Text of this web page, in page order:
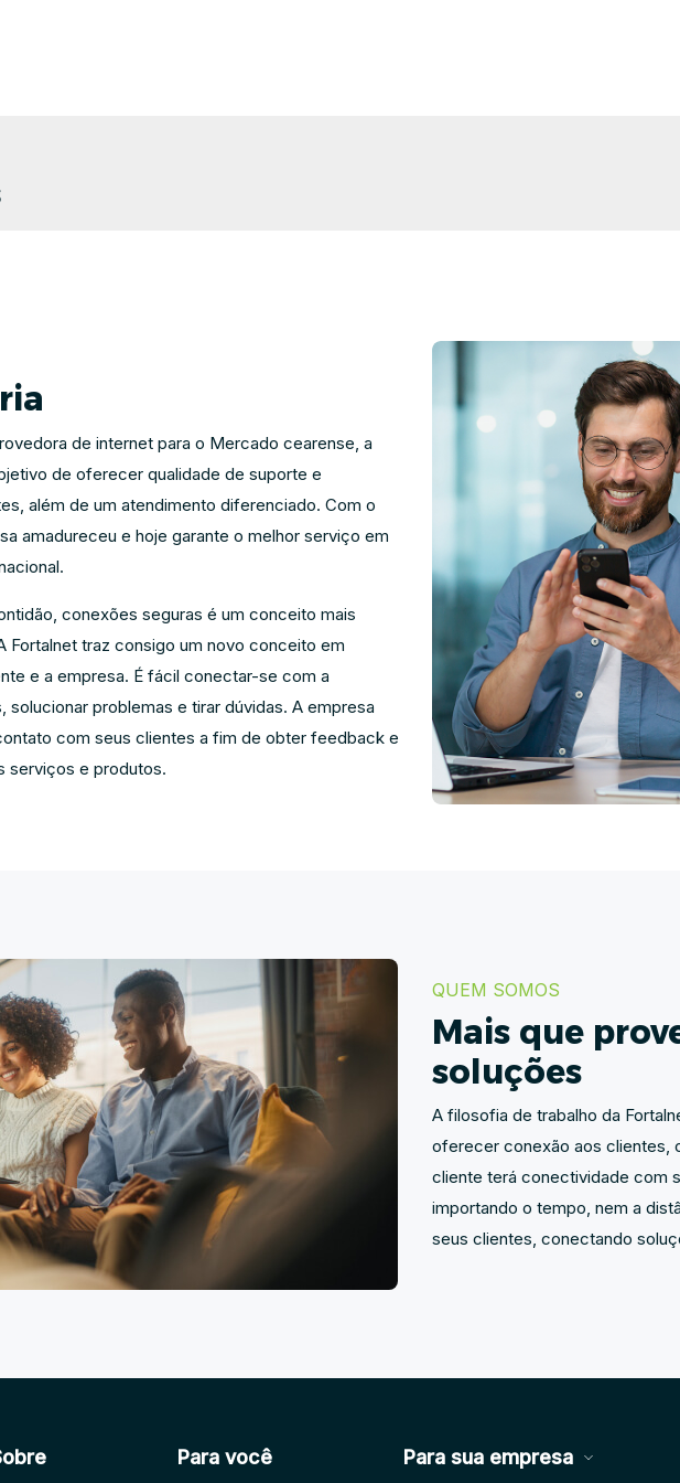
de internet para o Mercado cearense, a
de oferecer qualidade de suporte e
além de um atendimento diferenciado. Com o
amadureceu e hoje garante o melhor serviço em
conexões seguras é um conceito mais
Fortalnet traz consigo um novo conceito em
e a empresa. É fácil conectar-se com a
solucionar problemas e tirar dúvidas. A empresa
com seus clientes a fim de obter feedback e
serviços e produtos.
QUEM SOMOS
Mais que
soluções
A filosofia de trabalho da
oferecer conexão aos clientes,
cliente terá conectividade com
importando o tempo, nem a
seus clientes, conectando
Para você Para sua empresa